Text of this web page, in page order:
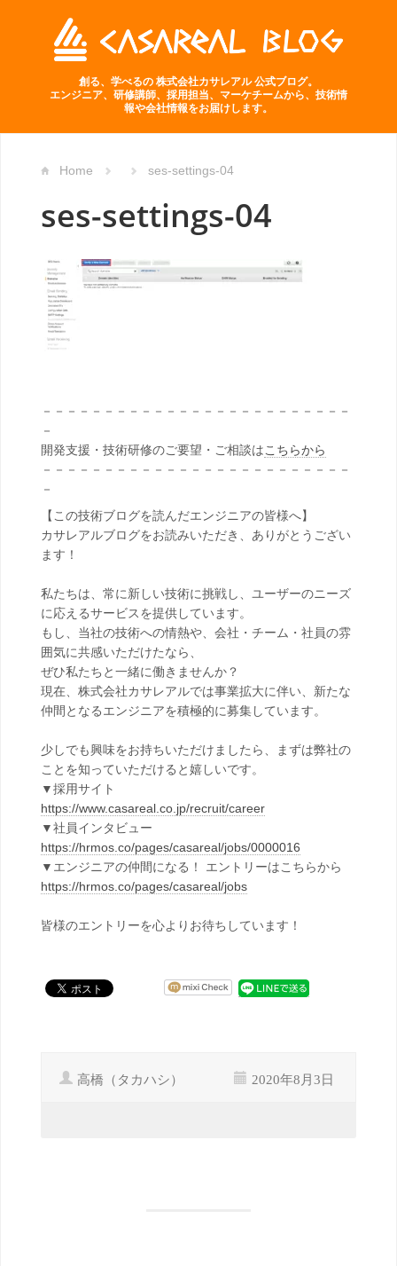
創る、学べるの 株式会社カサレアル 公式ブログ。
エンジニア、研修講師、採用担当、マーケチームから、技術情
報や会社情報をお届けします。
Home ses-settings-04
ses-settings-04
－－－－－－－－－－－－－－－－－－－－－－－－－
－
開発支援・技術研修のご要望・ご相談はこちらから
－－－－－－－－－－－－－－－－－－－－－－－－－
－
【この技術ブログを読んだエンジニアの皆様へ】
カサレアルブログをお読みいただき、ありがとうござい
ます！
私たちは、常に新しい技術に挑戦し、ユーザーのニーズ
に応えるサービスを提供しています。
もし、当社の技術への情熱や、会社・チーム・社員の雰
囲気に共感いただけたなら、
ぜひ私たちと一緒に働きませんか？
現在、株式会社カサレアルでは事業拡大に伴い、新たな
仲間となるエンジニアを積極的に募集しています。
少しでも興味をお持ちいただけましたら、まずは弊社の
ことを知っていただけると嬉しいです。
▼採用サイト
https://www.casareal.co.jp/recruit/career
▼社員インタビュー
https://hrmos.co/pages/casareal/jobs/0000016
▼エンジニアの仲間になる！ エントリーはこちらから
https://hrmos.co/pages/casareal/jobs
皆様のエントリーを心よりお待ちしています！
高橋（タカハシ） 2020年8月3日